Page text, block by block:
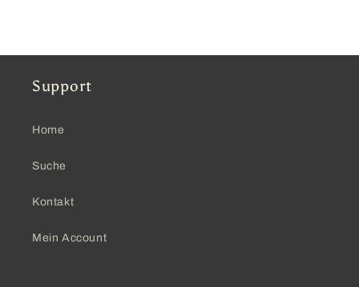
Support
Home
Suche
Kontakt
Mein Account